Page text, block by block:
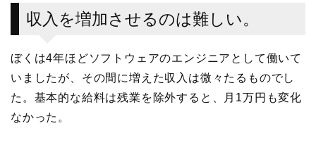
収入を増加させるのは難しい。
ぼくは4年ほどソフトウェアのエンジニアとして働いて
いましたが、その間に増えた収入は微々たるものでし
た。基本的な給料は残業を除外すると、月1万円も変化
なかった。